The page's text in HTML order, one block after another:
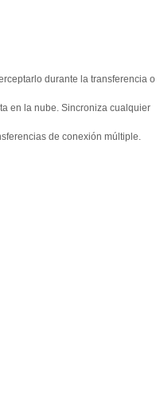
durante la transferencia o
en la nube. Sincroniza cualquier
de conexión múltiple.